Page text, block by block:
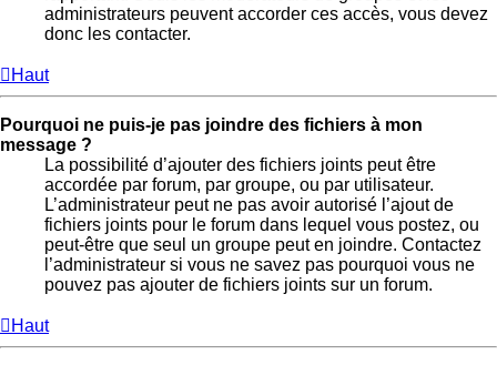
administrateurs peuvent accorder ces accès, vous devez
donc les contacter.
Haut
Pourquoi ne puis-je pas joindre des fichiers à mon
message ?
La possibilité d’ajouter des fichiers joints peut être
accordée par forum, par groupe, ou par utilisateur.
L’administrateur peut ne pas avoir autorisé l’ajout de
fichiers joints pour le forum dans lequel vous postez, ou
peut-être que seul un groupe peut en joindre. Contactez
l’administrateur si vous ne savez pas pourquoi vous ne
pouvez pas ajouter de fichiers joints sur un forum.
Haut